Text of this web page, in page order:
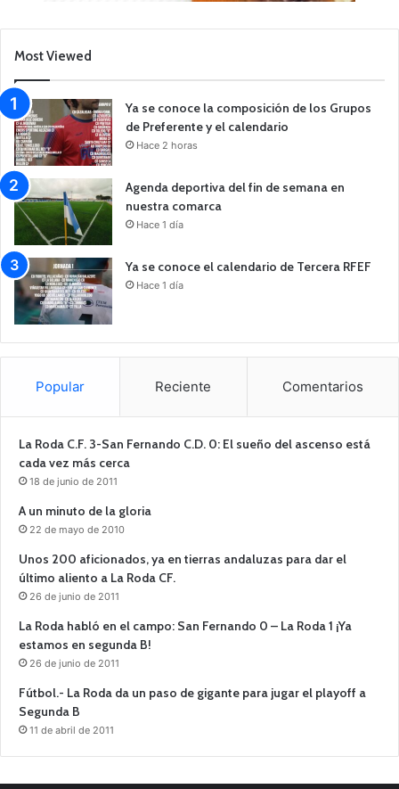
Most Viewed
Ya se conoce la composición de los Grupos
de Preferente y el calendario
Hace 2 horas
Agenda deportiva del fin de semana en
nuestra comarca
Hace 1 día
Ya se conoce el calendario de Tercera RFEF
Hace 1 día
Popular Reciente Comentarios
La Roda C.F. 3-San Fernando C.D. 0: El sueño del ascenso está
cada vez más cerca
18 de junio de 2011
A un minuto de la gloria
22 de mayo de 2010
Unos 200 aficionados, ya en tierras andaluzas para dar el
último aliento a La Roda CF.
26 de junio de 2011
La Roda habló en el campo: San Fernando 0 – La Roda 1 ¡Ya
estamos en segunda B!
26 de junio de 2011
Fútbol.- La Roda da un paso de gigante para jugar el playoff a
Segunda B
11 de abril de 2011